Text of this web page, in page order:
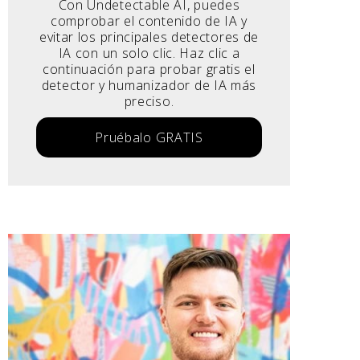
Con Undetectable AI, puedes
comprobar el contenido de IA y
evitar los principales detectores de
IA con un solo clic. Haz clic a
continuación para probar gratis el
detector y humanizador de IA más
preciso.
Pruébalo GRATIS